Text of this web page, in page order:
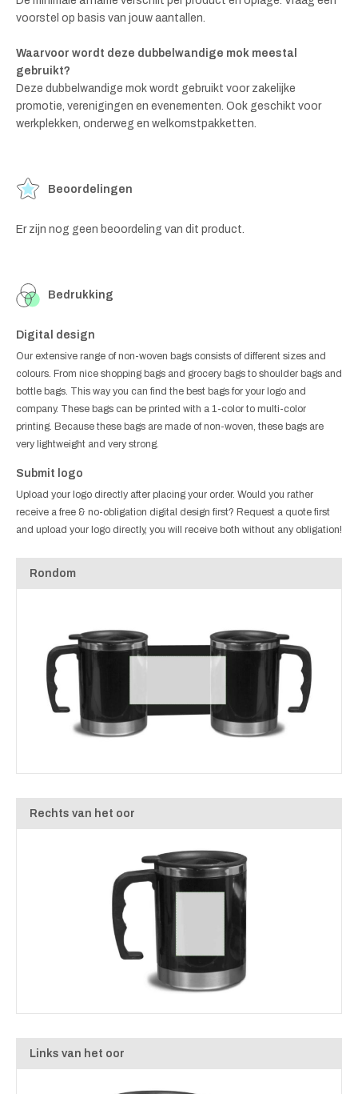
voorstel op basis van jouw aantallen.
Waarvoor wordt deze dubbelwandige mok meestal
gebruikt?
Deze dubbelwandige mok wordt gebruikt voor zakelijke
promotie, verenigingen en evenementen. Ook geschikt voor
werkplekken, onderweg en welkomstpakketten.
Beoordelingen
Er zijn nog geen beoordeling van dit product.
Bedrukking
Digital design
Our extensive range of non-woven bags consists of different sizes and
colours. From nice shopping bags and grocery bags to shoulder bags and
bottle bags. This way you can find the best bags for your logo and
company. These bags can be printed with a 1-color to multi-color
printing. Because these bags are made of non-woven, these bags are
very lightweight and very strong.
Submit logo
Upload your logo directly after placing your order. Would you rather
receive a free & no-obligation digital design first? Request a quote first
and upload your logo directly, you will receive both without any obligation!
Rondom
Rechts van het oor
Links van het oor